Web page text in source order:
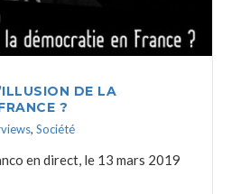
DE LA
?
, Société
en direct, le 13 mars 2019